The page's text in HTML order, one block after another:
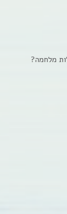
מלחמה?